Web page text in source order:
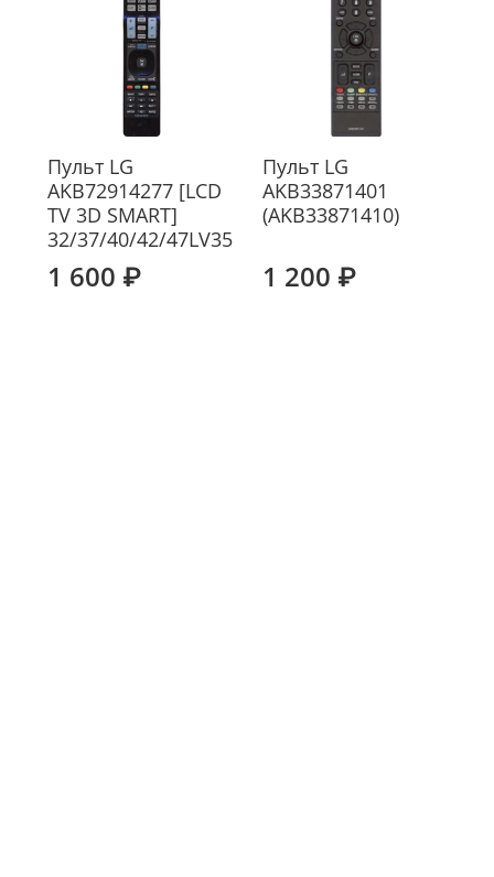
Пульт LG
AKB72914277 [LCD
TV 3D SMART]
32/37/40/42/47LV35
1 600 ₽
Пульт LG
AKB33871401
(AKB33871410)
1 200 ₽